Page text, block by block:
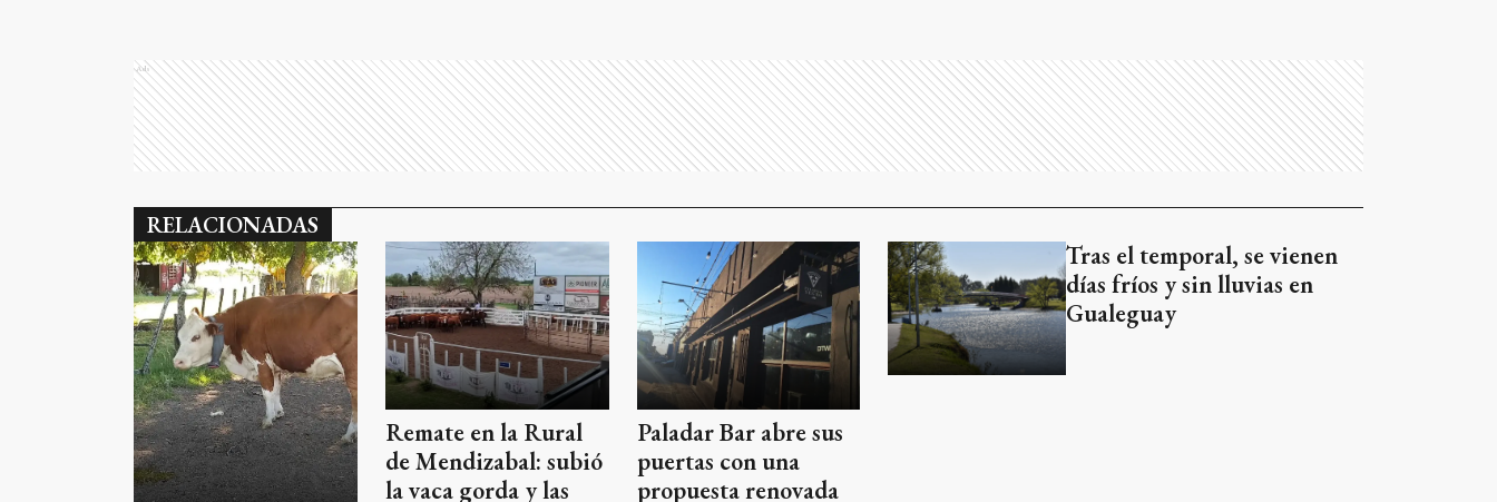
Ads
RELACIONADAS
Remate en la Rural
de Mendizabal: subió
la vaca gorda y las
Paladar Bar abre sus
puertas con una
propuesta renovada
Tras el temporal, se vienen
días fríos y sin lluvias en
Gualeguay